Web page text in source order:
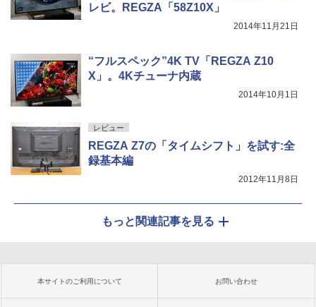
レビ。REGZA「58Z10X」
2014年11月21日
“フルスペック”4K TV「REGZA Z10
X」。4Kチューナ内蔵
2014年10月1日
レビュー
REGZA Z7の「タイムシフト」を試す:全
録基本編
2012年11月8日
もっと関連記事を見る
本サイトのご利用について お問い合わせ